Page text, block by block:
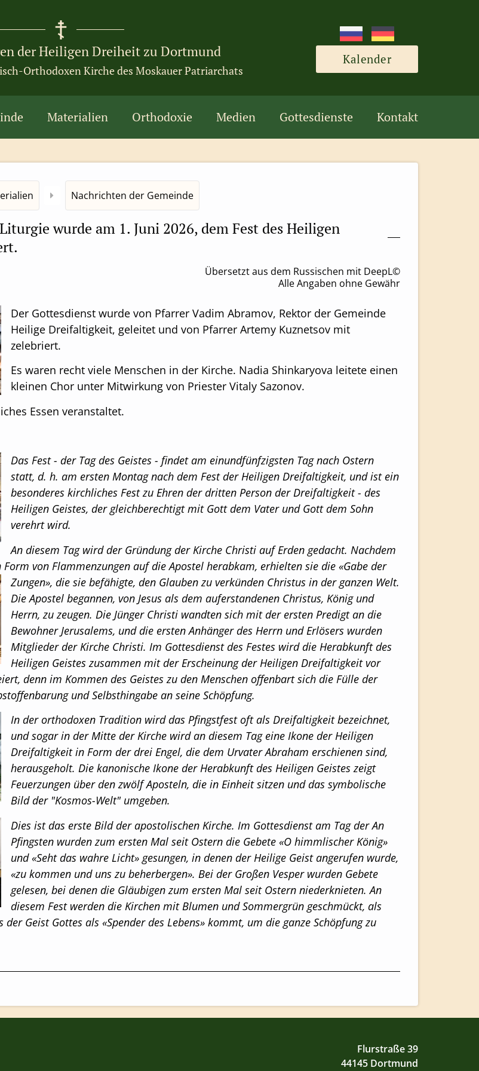
der Heiligen Dreiheit zu Dortmund
Orthodoxen Kirche des Moskauer Patriarchats
Kalender
Materialien Orthodoxie Medien Gottesdienste Kontakt
Nachrichten der Gemeinde
wurde am 1. Juni 2026, dem Fest des Heiligen
Übersetzt aus dem Russischen mit DeepL©
Alle Angaben ohne Gewähr
Der Gottesdienst wurde von Pfarrer Vadim Abramov, Rektor der Gemeinde
Heilige Dreifaltigkeit, geleitet und von Pfarrer Artemy Kuznetsov mit
zelebriert.
Es waren recht viele Menschen in der Kirche. Nadia Shinkaryova leitete einen
kleinen Chor unter Mitwirkung von Priester Vitaly Sazonov.
Essen veranstaltet.
Das Fest - der Tag des Geistes - findet am einundfünfzigsten Tag nach Ostern
statt, d. h. am ersten Montag nach dem Fest der Heiligen Dreifaltigkeit, und ist ein
besonderes kirchliches Fest zu Ehren der dritten Person der Dreifaltigkeit - des
Heiligen Geistes, der gleichberechtigt mit Gott dem Vater und Gott dem Sohn
verehrt wird.
An diesem Tag wird der Gründung der Kirche Christi auf Erden gedacht. Nachdem
von Flammenzungen auf die Apostel herabkam, erhielten sie die «Gabe der
Zungen», die sie befähigte, den Glauben zu verkünden Christus in der ganzen Welt.
Die Apostel begannen, von Jesus als dem auferstandenen Christus, König und
Herrn, zu zeugen. Die Jünger Christi wandten sich mit der ersten Predigt an die
Bewohner Jerusalems, und die ersten Anhänger des Herrn und Erlösers wurden
Mitglieder der Kirche Christi. Im Gottesdienst des Festes wird die Herabkunft des
Heiligen Geistes zusammen mit der Erscheinung der Heiligen Dreifaltigkeit vor
denn im Kommen des Geistes zu den Menschen offenbart sich die Fülle der
und Selbsthingabe an seine Schöpfung.
In der orthodoxen Tradition wird das Pfingstfest oft als Dreifaltigkeit bezeichnet,
und sogar in der Mitte der Kirche wird an diesem Tag eine Ikone der Heiligen
Dreifaltigkeit in Form der drei Engel, die dem Urvater Abraham erschienen sind,
herausgeholt. Die kanonische Ikone der Herabkunft des Heiligen Geistes zeigt
Feuerzungen über den zwölf Aposteln, die in Einheit sitzen und das symbolische
Bild der "Kosmos-Welt" umgeben.
Dies ist das erste Bild der apostolischen Kirche. Im Gottesdienst am Tag derAn
Pfingsten wurden zum ersten Mal seit Ostern die Gebete «O himmlischer König»
und «Seht das wahre Licht» gesungen, in denen der Heilige Geist angerufen wurde,
«zu kommen und uns zu beherbergen». Bei der Großen Vesper wurden Gebete
gelesen, bei denen die Gläubigen zum ersten Mal seit Ostern niederknieten. An
diesem Fest werden die Kirchen mit Blumen und Sommergrün geschmückt, als
der Geist Gottes als «Spender des Lebens» kommt, um die ganze Schöpfung zu
Flurstraße 39
44145 Dortmund